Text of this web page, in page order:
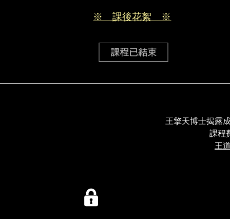
※ 課後花絮 ※
王擎天博士揭露
課程
王